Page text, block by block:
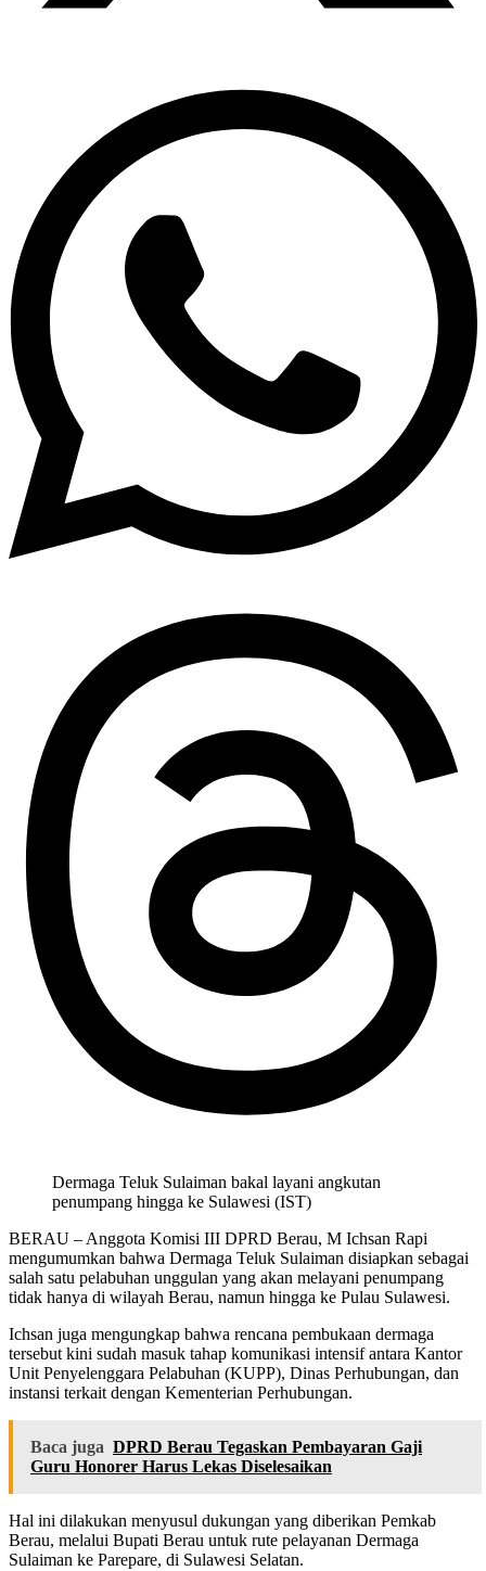
Dermaga Teluk Sulaiman bakal layani angkutan
penumpang hingga ke Sulawesi (IST)
BERAU – Anggota Komisi III DPRD Berau, M Ichsan Rapi
mengumumkan bahwa Dermaga Teluk Sulaiman disiapkan sebagai
salah satu pelabuhan unggulan yang akan melayani penumpang
tidak hanya di wilayah Berau, namun hingga ke Pulau Sulawesi.
Ichsan juga mengungkap bahwa rencana pembukaan dermaga
tersebut kini sudah masuk tahap komunikasi intensif antara Kantor
Unit Penyelenggara Pelabuhan (KUPP), Dinas Perhubungan, dan
instansi terkait dengan Kementerian Perhubungan.
Baca juga DPRD Berau Tegaskan Pembayaran Gaji
Guru Honorer Harus Lekas Diselesaikan
Hal ini dilakukan menyusul dukungan yang diberikan Pemkab
Berau, melalui Bupati Berau untuk rute pelayanan Dermaga
Sulaiman ke Parepare, di Sulawesi Selatan.